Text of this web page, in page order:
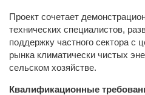
Проект сочетает
технических специалистов,
поддержку частного сектора с
рынка климатически чистых
сельском хозяйстве.
Квалификационные